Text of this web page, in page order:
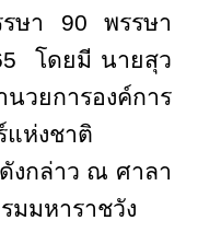
รษา 90 พรรษา
โดยมี นายสุว
วยการองค์การ
ห่งชาติ
งกล่าว ณ ศาลา
มมหาราชวัง